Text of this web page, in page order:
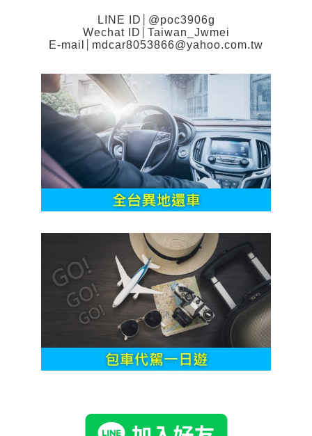
LINE ID
@poc3906g
Wechat ID
Taiwan_Jwmei
E-mail
mdcar8053866@yahoo.com.tw